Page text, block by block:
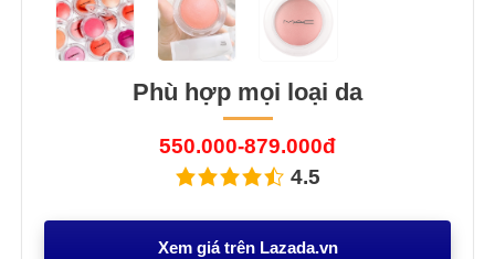
Phù hợp mọi loại da
550.000-879.000đ
4.5
Xem giá trên Lazada.vn